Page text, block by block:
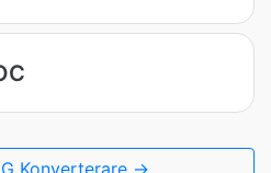
Konverterare →